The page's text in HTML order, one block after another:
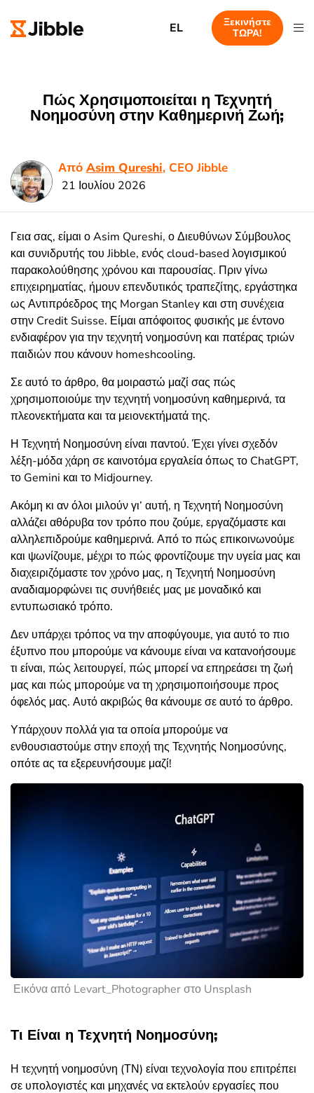
EL
Ξεκινήστε
ΤΩΡΑ!
Πώς Χρησιμοποιείται η Τεχνητή
Νοημοσύνη στην Καθημερινή Ζωή;
Από Asim Qureshi, CEO Jibble
21 Ιουλίου 2026
Γεια σας, είμαι ο Asim Qureshi, ο Διευθύνων Σύμβουλος
και συνιδρυτής του Jibble, ενός cloud-based λογισμικού
παρακολούθησης χρόνου και παρουσίας. Πριν γίνω
επιχειρηματίας, ήμουν επενδυτικός τραπεζίτης, εργάστηκα
ως Αντιπρόεδρος της Morgan Stanley και στη συνέχεια
στην Credit Suisse. Είμαι απόφοιτος φυσικής με έντονο
ενδιαφέρον για την τεχνητή νοημοσύνη και πατέρας τριών
παιδιών που κάνουν homeshcooling.
Σε αυτό το άρθρο, θα μοιραστώ μαζί σας πώς
χρησιμοποιούμε την τεχνητή νοημοσύνη καθημερινά, τα
πλεονεκτήματα και τα μειονεκτήματά της.
Η Τεχνητή Νοημοσύνη είναι παντού. Έχει γίνει σχεδόν
λέξη-μόδα χάρη σε καινοτόμα εργαλεία όπως το ChatGPT,
το Gemini και το Midjourney.
Ακόμη κι αν όλοι μιλούν γι’ αυτή, η Τεχνητή Νοημοσύνη
αλλάζει αθόρυβα τον τρόπο που ζούμε, εργαζόμαστε και
αλληλεπιδρούμε καθημερινά. Από το πώς επικοινωνούμε
και ψωνίζουμε, μέχρι το πώς φροντίζουμε την υγεία μας και
διαχειριζόμαστε τον χρόνο μας, η Τεχνητή Νοημοσύνη
αναδιαμορφώνει τις συνήθειές μας με μοναδικό και
εντυπωσιακό τρόπο.
Δεν υπάρχει τρόπος να την αποφύγουμε, για αυτό το πιο
έξυπνο που μπορούμε να κάνουμε είναι να κατανοήσουμε
τι είναι, πώς λειτουργεί, πώς μπορεί να επηρεάσει τη ζωή
μας και πώς μπορούμε να τη χρησιμοποιήσουμε προς
όφελός μας. Αυτό ακριβώς θα κάνουμε σε αυτό το άρθρο.
Υπάρχουν πολλά για τα οποία μπορούμε να
ενθουσιαστούμε στην εποχή της Τεχνητής Νοημοσύνης,
οπότε ας τα εξερευνήσουμε μαζί!
Εικόνα από Levart_Photographer στο Unsplash
Τι Είναι η Τεχνητή Νοημοσύνη;
Η τεχνητή νοημοσύνη (ΤΝ) είναι τεχνολογία που επιτρέπει
σε υπολογιστές και μηχανές να εκτελούν εργασίες που